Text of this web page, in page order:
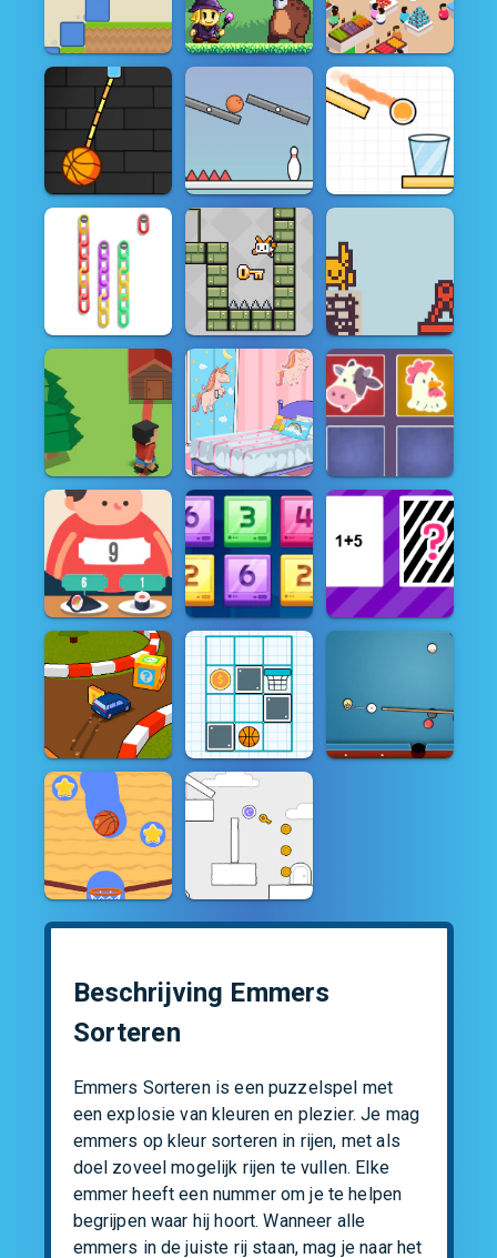
Beschrijving Emmers
Sorteren
Emmers Sorteren is een puzzelspel met
een explosie van kleuren en plezier. Je mag
emmers op kleur sorteren in rijen, met als
doel zoveel mogelijk rijen te vullen. Elke
emmer heeft een nummer om je te helpen
begrijpen waar hij hoort. Wanneer alle
emmers in de juiste rij staan, mag je naar het